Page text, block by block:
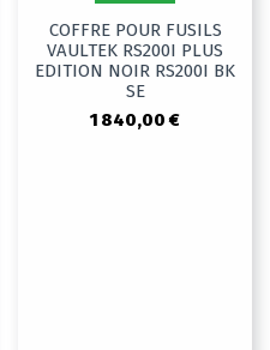
COFFRE POUR FUSILS
VAULTEK RS200I PLUS
EDITION NOIR RS200I BK
SE
1 840,00 €